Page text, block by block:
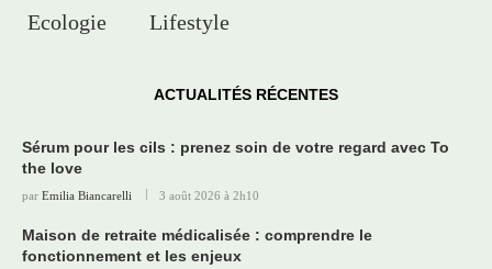
Ecologie
Lifestyle
ACTUALITÉS RÉCENTES
Sérum pour les cils : prenez soin de votre regard avec To
the love
par Emilia Biancarelli 3 août 2026 à 2h10
Maison de retraite médicalisée : comprendre le
fonctionnement et les enjeux